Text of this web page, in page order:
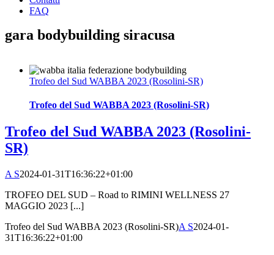
FAQ
gara bodybuilding siracusa
Trofeo del Sud WABBA 2023 (Rosolini-SR)
Trofeo del Sud WABBA 2023 (Rosolini-SR)
Trofeo del Sud WABBA 2023 (Rosolini-
SR)
A S2024-01-31T16:36:22+01:00
TROFEO DEL SUD – Road to RIMINI WELLNESS 27
MAGGIO 2023 [...]
Trofeo del Sud WABBA 2023 (Rosolini-SR)A S2024-01-
31T16:36:22+01:00